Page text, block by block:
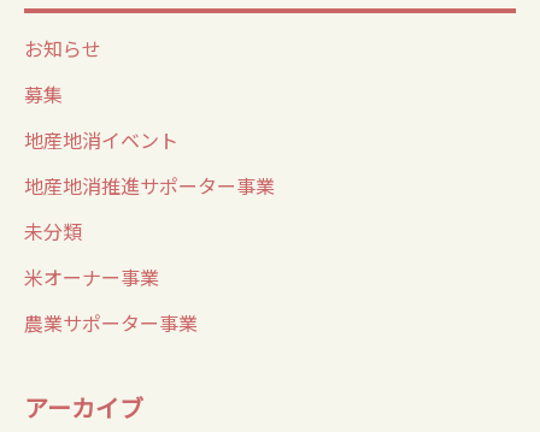
お知らせ
募集
地産地消イベント
地産地消推進サポーター事業
未分類
米オーナー事業
農業サポーター事業
アーカイブ